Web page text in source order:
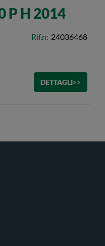
P H 2014
Rif.n: 24036468
DETTAGLI>>